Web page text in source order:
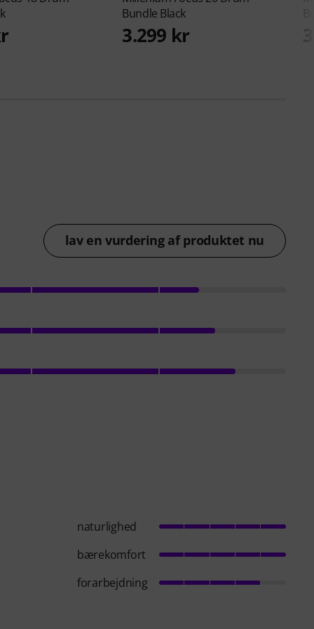
Bundle Black
3.299 kr
lav en vurdering af produktet nu
naturlighed
bærekomfort
forarbejdning